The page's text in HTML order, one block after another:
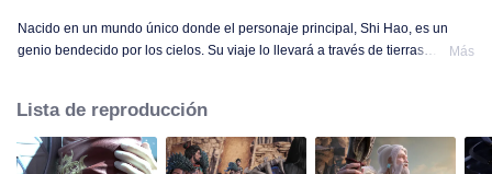
Nacido en un mundo único donde el personaje principal, Shi Hao, es un
genio bendecido por los cielos. Su viaje lo llevará a través de tierras
Más
Lista de reproducción